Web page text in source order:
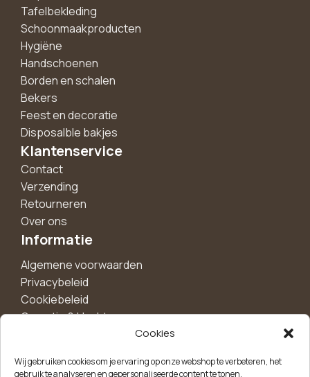
Cookies
Wij gebruiken cookies om je ervaring op onze webshop te verbeteren, het
gebruik te analyseren en gepersonaliseerde content te tonen.
Tafelbekleding
Schoonmaakproducten
Hygiëne
Handschoenen
Borden en schalen
Bekers
Feest en decoratie
Disposalble bakjes
Klantenservice
Contact
Verzending
Retourneren
Over ons
Informatie
Algemene voorwaarden
Privacybeleid
Cookiebeleid
Garantie & klachten